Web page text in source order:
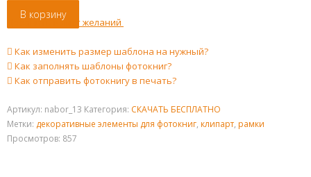
В корзину
Добавить в лист желаний
Как изменить размер шаблона на нужный?
Как заполнять шаблоны фотокниг?
Как отправить фотокнигу в печать?
Артикул: nabor_13 Категория: СКАЧАТЬ БЕСПЛАТНО
Метки: декоративные элементы для фотокниг, клипарт, рамки
Просмотров: 857